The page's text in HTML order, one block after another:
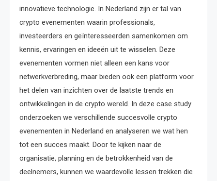
innovatieve technologie. In Nederland zijn er tal van
crypto evenementen waarin professionals,
investeerders en geïnteresseerden samenkomen om
kennis, ervaringen en ideeën uit te wisselen. Deze
evenementen vormen niet alleen een kans voor
netwerkverbreding, maar bieden ook een platform voor
het delen van inzichten over de laatste trends en
ontwikkelingen in de crypto wereld. In deze case study
onderzoeken we verschillende succesvolle crypto
evenementen in Nederland en analyseren we wat hen
tot een succes maakt. Door te kijken naar de
organisatie, planning en de betrokkenheid van de
deelnemers, kunnen we waardevolle lessen trekken die